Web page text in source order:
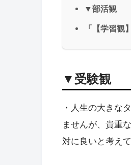
▼部活観
「【学習観
▼受験観
・人生の大きな
ませんが、貴重
対に良いと考えて